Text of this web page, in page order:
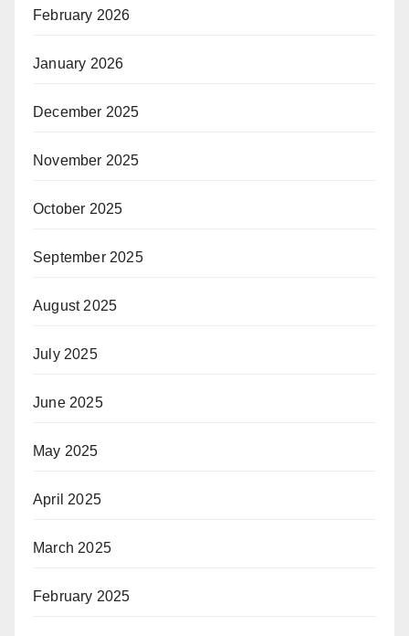
February 2026
January 2026
December 2025
November 2025
October 2025
September 2025
August 2025
July 2025
June 2025
May 2025
April 2025
March 2025
February 2025